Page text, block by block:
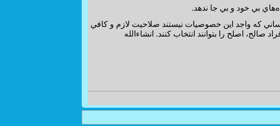
بي خود و بي جا ندهد.
كه واجد اين خصوصيات نيستند صلاحيت لازم و كافي
صالح، اصلح را بتوانند انتخاب كنند. انشاءالله